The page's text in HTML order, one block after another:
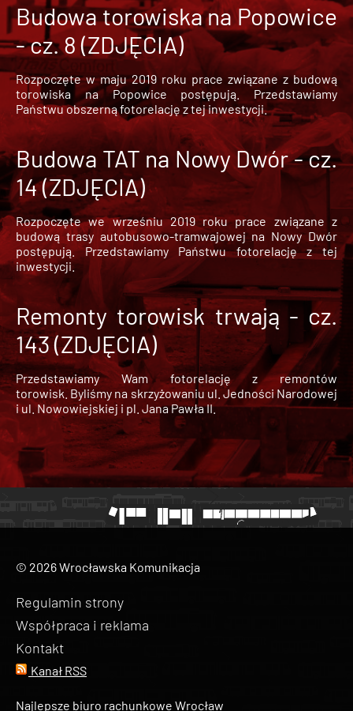
Budowa torowiska na Popowice
- cz. 8 (ZDJĘCIA)
Rozpoczęte w maju 2019 roku prace związane z budową
torowiska na Popowice
postępują. Przedstawiamy
Państwu obszerną fotorelację z tej inwestycji.
Budowa TAT na Nowy Dwór - cz.
14 (ZDJĘCIA)
Rozpoczęte we wrześniu 2019 roku prace związane z
budową trasy autobusowo-tramwajowej na Nowy Dwór
postępują. Przedstawiamy Państwu fotorelację z tej
inwestycji.
Remonty torowisk trwają - cz.
143 (ZDJĘCIA)
Przedstawiamy Wam fotorelację z remontów
torowisk. Byliśmy na skrzyżowaniu ul. Jedności Narodowej
i ul. Nowowiejskiej i pl. Jana Pawła II.
© 2026 Wrocławska Komunikacja
Regulamin strony
Współpraca i reklama
Kontakt
Kanał RSS
Najlepsze biuro rachunkowe Wrocław